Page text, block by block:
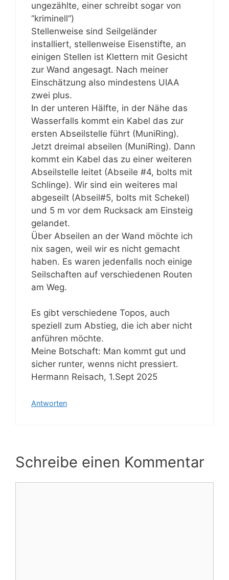
ungezählte, einer schreibt sogar von
“kriminell“)
Stellenweise sind Seilgeländer
installiert, stellenweise Eisenstifte, an
einigen Stellen ist Klettern mit Gesicht
zur Wand angesagt. Nach meiner
Einschätzung also mindestens UIAA
zwei plus.
In der unteren Hälfte, in der Nähe das
Wasserfalls kommt ein Kabel das zur
ersten Abseilstelle führt (MuniRing).
Jetzt dreimal abseilen (MuniRing). Dann
kommt ein Kabel das zu einer weiteren
Abseilstelle leitet (Abseile #4, bolts mit
Schlinge). Wir sind ein weiteres mal
abgeseilt (Abseil#5, bolts mit Schekel)
und 5 m vor dem Rucksack am Einsteig
gelandet.
Über Abseilen an der Wand möchte ich
nix sagen, weil wir es nicht gemacht
haben. Es waren jedenfalls noch einige
Seilschaften auf verschiedenen Routen
am Weg.
Es gibt verschiedene Topos, auch
speziell zum Abstieg, die ich aber nicht
anführen möchte.
Meine Botschaft: Man kommt gut und
sicher runter, wenns nicht pressiert.
Hermann Reisach, 1.Sept 2025
Antworten
Schreibe einen Kommentar